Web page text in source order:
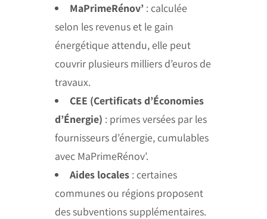
MaPrimeRénov’ : calculée
selon les revenus et le gain
énergétique attendu, elle peut
couvrir plusieurs milliers d’euros de
travaux.
CEE (Certificats d’Économies
d’Énergie) : primes versées par les
fournisseurs d’énergie, cumulables
avec MaPrimeRénov’.
Aides locales : certaines
communes ou régions proposent
des subventions supplémentaires.